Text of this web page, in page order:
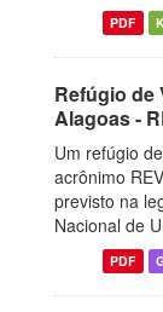
PDF
Refúgio de
Alagoas -
Um refúgio
acrônimo
previsto na
Nacional de
PDF